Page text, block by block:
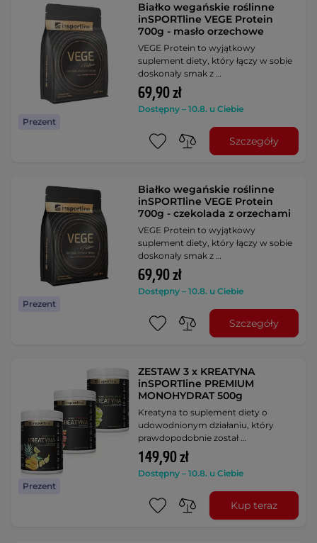
Prezent
Białko wegańskie roślinne
inSPORTline VEGE Protein
700g - masło orzechowe
VEGE Protein to wyjątkowy
suplement diety, który łączy w sobie
doskonały smak z …
69,90 zł
Dostępny – 10.8. u Ciebie
Szczegóły
Prezent
Białko wegańskie roślinne
inSPORTline VEGE Protein
700g - czekolada z orzechami
VEGE Protein to wyjątkowy
suplement diety, który łączy w sobie
doskonały smak z …
69,90 zł
Dostępny – 10.8. u Ciebie
Szczegóły
Prezent
ZESTAW 3 x KREATYNA
inSPORTline PREMIUM
MONOHYDRAT 500g
Kreatyna to suplement diety o
udowodnionym działaniu, który
prawdopodobnie został …
149,90 zł
Dostępny – 10.8. u Ciebie
Kup teraz